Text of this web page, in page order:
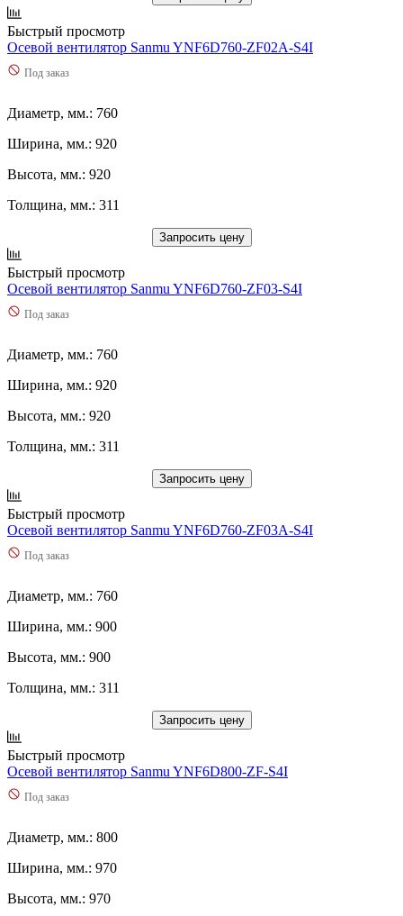
Быстрый просмотр
Осевой вентилятор Sanmu YNF6D760-ZF02A-S4I
Под заказ
Диаметр, мм.: 760
Ширина, мм.: 920
Высота, мм.: 920
Толщина, мм.: 311
Запросить цену
Быстрый просмотр
Осевой вентилятор Sanmu YNF6D760-ZF03-S4I
Под заказ
Диаметр, мм.: 760
Ширина, мм.: 920
Высота, мм.: 920
Толщина, мм.: 311
Запросить цену
Быстрый просмотр
Осевой вентилятор Sanmu YNF6D760-ZF03A-S4I
Под заказ
Диаметр, мм.: 760
Ширина, мм.: 900
Высота, мм.: 900
Толщина, мм.: 311
Запросить цену
Быстрый просмотр
Осевой вентилятор Sanmu YNF6D800-ZF-S4I
Под заказ
Диаметр, мм.: 800
Ширина, мм.: 970
Высота, мм.: 970